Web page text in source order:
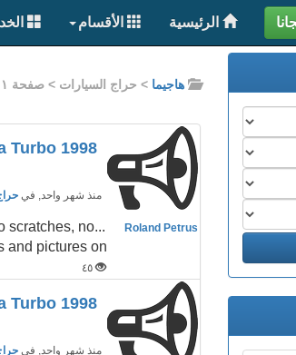
الرئيسية الأقسام
هاجيما > حراج السيارات > صفحة ١
1998 Toyota Supra Turbo
منذ شهر واحد, في
Roland Petrus
scratches, no
and pictures on
٤٥
1998 Toyota Supra Turbo
منذ شهر واحد, في